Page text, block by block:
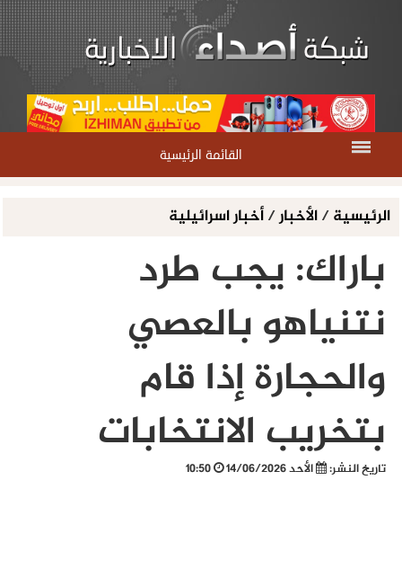
القائمة الرئيسية
الرئيسية/الأخبار/أخبار اسرائيلية
باراك: يجب طرد
نتنياهو بالعصي
والحجارة إذا قام
بتخريب الانتخابات
تاريخ النشر: الأحد 14/06/2026